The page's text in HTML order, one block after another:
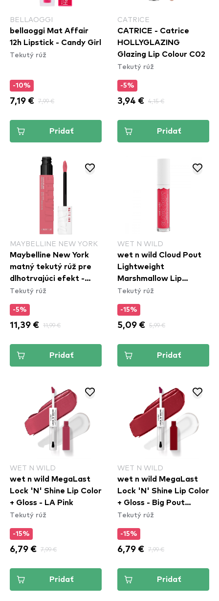
BELLAOGGI
bellaoggi Mat Affair
12h Lipstick - Candy Girl
Tekutý rúž
-10%
7,19 € 7,99 €
Pridať
CATRICE
CATRICE - Catrice
HOLLYGLAZING
Glazing Lip Colour C02
Tekutý rúž
-5%
3,94 € 4,15 €
Pridať
MAYBELLINE NEW YORK
Maybelline New York
matný tekutý rúž pre
dlhotrvajúci efekt -
Superstay Matte Ink
Revolutionary
Tekutý rúž
-5%
11,39 € 11,99 €
Pridať
WET N WILD
wet n wild Cloud Pout
Lightweight
Marshmallow Lip
Mousse - Fluff You
Tekutý rúž
-15%
5,09 € 5,99 €
Pridať
WET N WILD
wet n wild MegaLast
Lock 'N' Shine Lip Color
+ Gloss - LA Pink
Tekutý rúž
-15%
6,79 € 7,99 €
Pridať
WET N WILD
wet n wild MegaLast
Lock 'N' Shine Lip Color
+ Gloss - Big Pout
Energy
Tekutý rúž
-15%
6,79 € 7,99 €
Pridať